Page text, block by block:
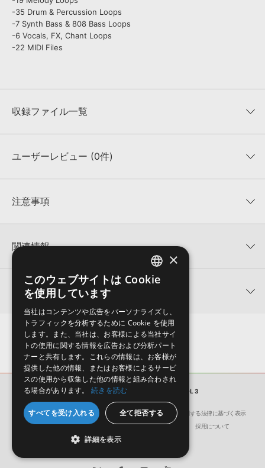
-35 Drum & Percussion Loops
-7 Synth Bass & 808 Bass Loops
-6 Vocals, FX, Chant Loops
-22 MIDI Files
収録ファイル一覧
収録ファイル一覧
ユーザーレビュー (0件)
★★★★★
★5
★2
★1
0%
レビューをもっと見る »
注意事項
KONTAKTフォーマットは、
でお使いいただけます。無償版のKONTAKT PLAYERではお使いい
ただけませんので、ご注意ください。また、「ライブラリ・タブ」
への表示にも対応しておりません。
4GBを超えるデータに関するご注意：
FAT32でフォーマットされた
HDDには、1ファイル4GBを超えるデータを格納することができま
せん。データ容量が4GBを超えるダウンロード製品をご購入いただ
きます際には、NTFSやHFS＋でフォーマットされたHDDをご用意
いただく必要がございます。
製品の購入手続き完了後、受注確認メールとシリアルナンバーをお
知らせするメールの2通が送信されます。メールに記載されており
ます説明に沿って、製品のダウンロード／導入を行って下さい。
サンプルパック製品には、原則として日本語版操作マニュアルをご
用意しておりません。ご購入後のご不明点や詳細に関するお問い合
わせなどはテクニカルサポートまでご連絡ください。
デモソングは、製品収録サウンドを使ってできることを紹介するた
めのデモンストレーション用の楽曲です。原則として、デモソング
関連情報
【Producer Loops】約4,000タイトルのサンプルパックが最大
50%OFF！サマーセール！
BIG DREAMZ VOL 3のサポート情報
関連サポート情報
2022.06.06
MIDI形式サンプルパックの追加方法
マークのついた情報は、該当する製品のご購入ユーザー様専用となって
おります。ご覧頂くには、該当する製品をご購入頂く必要がございます。
BIG DREAMZ VOL 3のサポート情報
サンプルパック BIG DREAMZ VOL 3
会社概要 環境保護（CSR）への取り組み
特定商取引に関する法律に基づく表示
サイト動作環境
利用規約 個人情報の保護について 採用について
ENGLISH
×
このウェブサイトは Cookie
を使用しています
当社はコンテンツや広告をパーソナライズし、
トラフィックを分析するために Cookie を使用
します。また、当社は、お客様による当社サイ
トの使用に関する情報を広告および分析パート
ナーと共有します。これらの情報は、お客様が
提供した他の情報、またはお客様によるサービ
スの使用から収集した他の情報と組み合わされ
る場合があります。
続きを読む
すべてを受け入れる 全て拒否する
詳細を表示